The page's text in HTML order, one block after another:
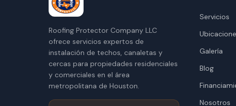
Roofing Protector Company LLC
ofrece servicios expertos de
instalación de techos, canaletas y
cercas para propiedades residenciales
y comerciales en el área
metropolitana de Houston.
Servicios
Galería
Blog
Nosotros